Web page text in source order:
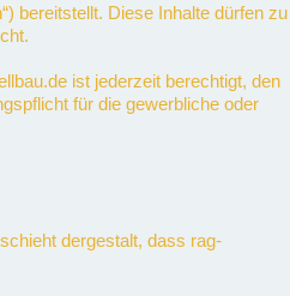
bereitstellt. Diese Inhalte dürfen zu
ist jederzeit berechtigt, den
für die gewerbliche oder
dergestalt, dass rag-